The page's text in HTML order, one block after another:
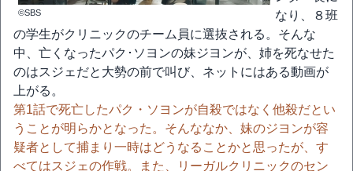
©SBS
なり、８班
の学生がクリニックのチーム員に選抜される。そんな
中、亡くなったパク･ソヨンの妹ジヨンが、姉を死なせた
のはスジェだと大勢の前で叫び、ネットにはある動画が
上がる。
第1話で死亡したパク・ソヨンが自殺ではなく他殺だとい
うことが明らかとなった。そんななか、妹のジヨンが容
疑者として捕まり一時はどうなることかと思ったが、す
べてはスジェの作戦。また、リーガルクリニックのセン